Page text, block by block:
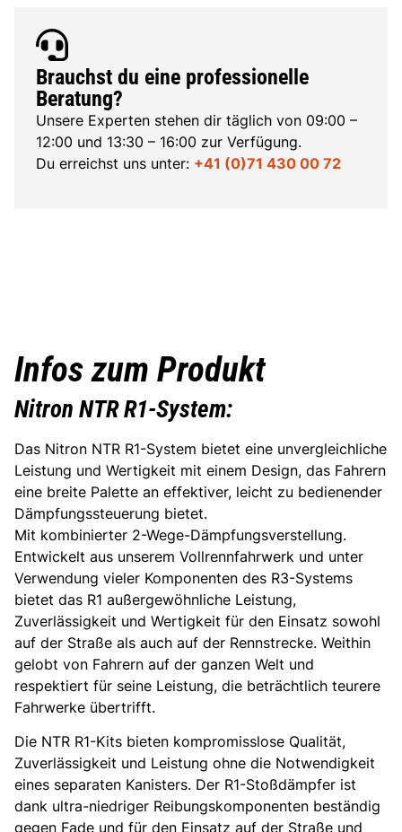
Brauchst du eine professionelle
Beratung?
Unsere Experten stehen dir täglich von 09:00 –
12:00 und 13:30 – 16:00 zur Verfügung.
Du erreichst uns unter: +41 (0)71 430 00 72
Infos zum Produkt
Nitron NTR R1-System:
Das Nitron NTR R1-System bietet eine unvergleichliche
Leistung und Wertigkeit mit einem Design, das Fahrern
eine breite Palette an effektiver, leicht zu bedienender
Dämpfungssteuerung bietet.
Mit kombinierter 2-Wege-Dämpfungsverstellung.
Entwickelt aus unserem Vollrennfahrwerk und unter
Verwendung vieler Komponenten des R3-Systems
bietet das R1 außergewöhnliche Leistung,
Zuverlässigkeit und Wertigkeit für den Einsatz sowohl
auf der Straße als auch auf der Rennstrecke. Weithin
gelobt von Fahrern auf der ganzen Welt und
respektiert für seine Leistung, die beträchtlich teurere
Fahrwerke übertrifft.
Die NTR R1-Kits bieten kompromisslose Qualität,
Zuverlässigkeit und Leistung ohne die Notwendigkeit
eines separaten Kanisters. Der R1-Stoßdämpfer ist
dank ultra-niedriger Reibungskomponenten beständig
gegen Fade und für den Einsatz auf der Straße und